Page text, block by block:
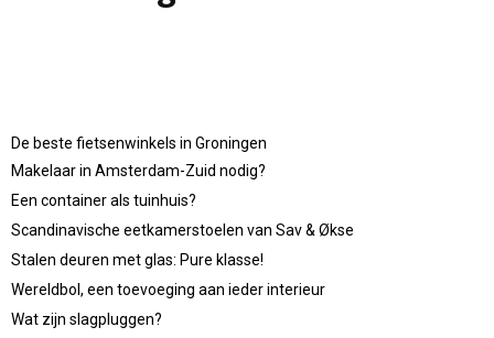
De beste fietsenwinkels in Groningen
Makelaar in Amsterdam-Zuid nodig?
Een container als tuinhuis?
Scandinavische eetkamerstoelen van Sav & Økse
Stalen deuren met glas: Pure klasse!
Wereldbol, een toevoeging aan ieder interieur
Wat zijn slagpluggen?